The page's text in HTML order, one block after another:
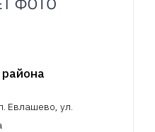
Евлашево, ул.